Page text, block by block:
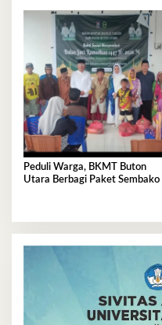
Peduli Warga, BKMT Buton
Utara Berbagi Paket Sembako